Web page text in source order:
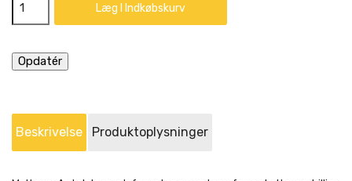
Læg I Indkøbskurv
Beskrivelse Produktoplysninger